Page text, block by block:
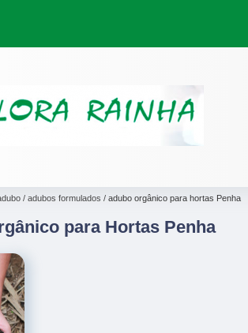
adubos formulados adubo orgânico para hortas Penha
para Hortas Penha